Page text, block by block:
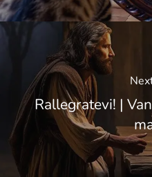
Rallegratevi! |